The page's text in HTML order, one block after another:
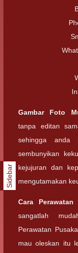
Gambar Foto
tanpa editan
sehingga
sembunyikan
kejujuran dan
mengutamakan
Cara Perawatan
sangatlah
Perawatan
mau oleskan itu
Sidebar